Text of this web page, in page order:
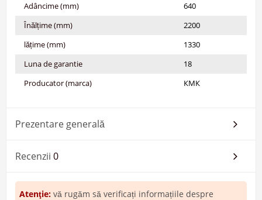
Adâncime (mm)
640
Înălțime (mm)
2200
lățime (mm)
1330
Luna de garantie
18
Producator (marca)
КМК
Prezentare generală
Recenzii 0
Atenţie: vă rugăm să verificați informațiile despre